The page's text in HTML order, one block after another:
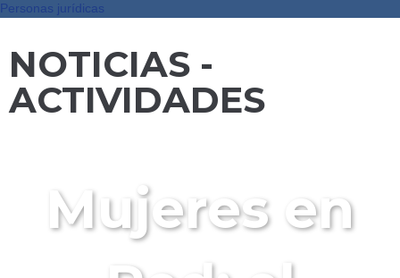
Personas jurídicas
NOTICIAS -
ACTIVIDADES
Mujeres en